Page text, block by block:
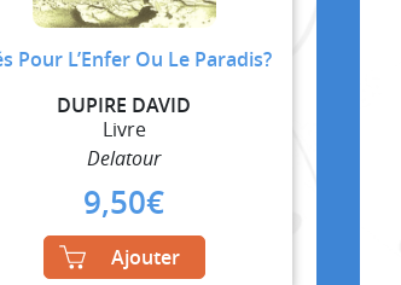
Pour L’Enfer Ou Le Paradis?
DUPIRE DAVID
Livre
Delatour
9,50€
Ajouter